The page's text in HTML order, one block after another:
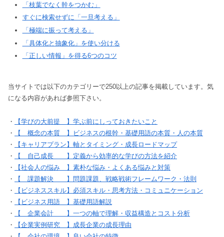
「枝葉でなく幹をつかむ」
すぐに検索せずに「一旦考える」
「極端に振って考える」
「具体化と抽象化」を使い分ける
「正しい情報」を得る6つのコツ
当サイトでは以下のカテゴリーで250以上の記事を掲載しています。気
になる内容があれば参照下さい。
・
【学びの大前提 】学ぶ前にしっておきたいこと
・
【 概念の本質 】ビジネスの根幹・基礎用語の本質・人の本質
・
【キャリアプラン】軸とタイミング・成長ロードマップ
・
【 自己成長 】定義から効率的な学びの方法を紹介
・
【社会人の悩み 】素朴な悩み・よくある悩みと対策
・
【 課題解決 】問題課題、戦略戦術フレームワーク・法則
・
【ビジネススキル】必須スキル・思考方法・コミュニケーション
・
【ビジネス用語 】基礎用語解説
・
【 企業会計 】一つの軸で理解・収益構造とコスト分析
・
【企業実例研究 】成長企業の成長理由